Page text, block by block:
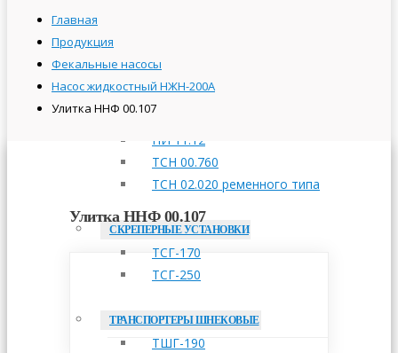
ТСН-3,0Б
НИ 11.12
ТСН 00.760
ТСН 02.020 ременного типа
СКРЕПЕРНЫЕ УСТАНОВКИ
ТСГ-170
ТСГ-250
ТРАНСПОРТЕРЫ ШНЕКОВЫЕ
ТШГ-190
Главная
Продукция
Фекальные насосы
Насос жидкостный НЖН-200А
Улитка ННФ 00.107
Улитка ННФ 00.107